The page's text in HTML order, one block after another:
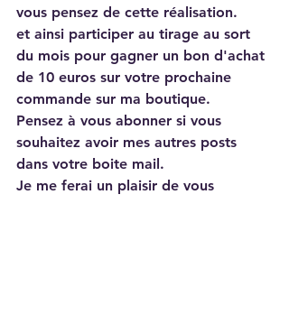
vous pensez de cette réalisation.
et ainsi participer au tirage au sort
du mois pour gagner un bon d'achat
de 10 euros sur votre prochaine
commande sur ma boutique.
Pensez à vous abonner si vous
souhaitez avoir mes autres posts
dans votre boite mail.
Je me ferai un plaisir de vous